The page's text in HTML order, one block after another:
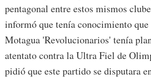
pentagonal entre estos mismos
informó que tenía conocimiento que
Motagua 'Revolucionarios' tenía
atentato contra la Ultra Fiel de
pidió que este partido se disputara